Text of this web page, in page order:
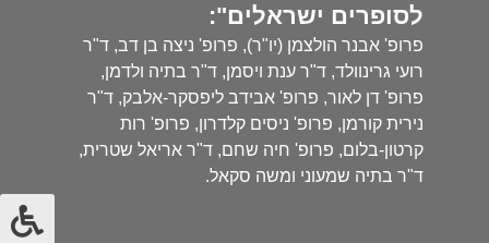
לסופרים ישראלים":
פרופ' אבנר הולצמן (יו"ר), פרופ' ניצה בן דב, ד"ר
רועי גרינוולד, ד"ר ענת ויסמן, ד"ר בתיה ולדמן,
פרופ' דן לאור, פרופ' אבידב ליפסקר-אלבק, ד"ר
נירית קורמן, פרופ' ניסים קלדרון, פרופ' רות
קרטון-בלום, פרופ' חיה שחם, ד"ר אריאל שטרית,
ד"ר בתיה שמעוני ומשה סקאל.